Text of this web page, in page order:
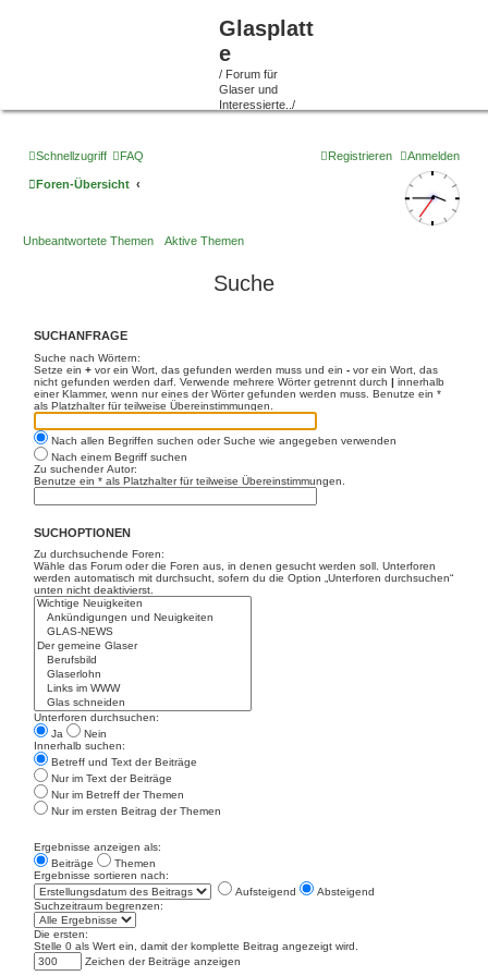
Glasplatt
e
/ Forum für
Glaser und
Interessierte../
Schnellzugriff FAQ Anmelden
Registrieren
Foren-Übersicht
Unbeantwortete Themen Aktive Themen
Suche
SUCHANFRAGE
Suche nach Wörtern:
Setze ein + vor ein Wort, das gefunden werden muss und ein - vor ein Wort, das
nicht gefunden werden darf. Verwende mehrere Wörter getrennt durch | innerhalb
einer Klammer, wenn nur eines der Wörter gefunden werden muss. Benutze ein *
als Platzhalter für teilweise Übereinstimmungen.
Nach allen Begriffen suchen oder Suche wie angegeben verwenden
Nach einem Begriff suchen
Zu suchender Autor:
Benutze ein * als Platzhalter für teilweise Übereinstimmungen.
SUCHOPTIONEN
Zu durchsuchende Foren:
Wähle das Forum oder die Foren aus, in denen gesucht werden soll. Unterforen
werden automatisch mit durchsucht, sofern du die Option „Unterforen durchsuchen“
unten nicht deaktivierst.
Unterforen durchsuchen:
Ja
Nein
Innerhalb suchen:
Betreff und Text der Beiträge
Nur im Text der Beiträge
Nur im Betreff der Themen
Nur im ersten Beitrag der Themen
Ergebnisse anzeigen als:
Beiträge
Themen
Ergebnisse sortieren nach:
Aufsteigend
Absteigend
Suchzeitraum begrenzen:
Die ersten:
Stelle 0 als Wert ein, damit der komplette Beitrag angezeigt wird.
Zeichen der Beiträge anzeigen